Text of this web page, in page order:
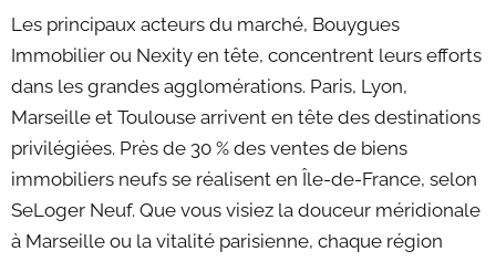
Les principaux acteurs du marché, Bouygues
Immobilier ou Nexity en tête, concentrent leurs efforts
dans les grandes agglomérations. Paris, Lyon,
Marseille et Toulouse arrivent en tête des destinations
privilégiées. Près de 30 % des ventes de biens
immobiliers neufs se réalisent en Île-de-France, selon
SeLoger Neuf. Que vous visiez la douceur méridionale
à Marseille ou la vitalité parisienne, chaque région